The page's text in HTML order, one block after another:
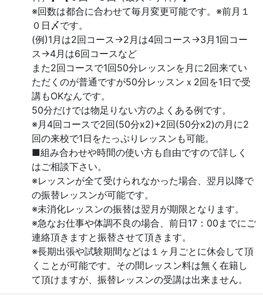
※回数は都合に合わせて毎月変更可能です。※前月１
０日〆です。
(例)1月は2回コース→2月は4回コース→3月1回コー
ス→4月は6回コースなど
また2回コースで1回50分レッスンを月に2回来てい
ただくのが普通ですが50分レッスンｘ2回を1日で受
講もOKなんです。
50分だけでは物足りない方のよくある例です。
※月4回コースで2回(50分x2)+2回(50分x2)の月に2
回の来校で1日をたっぷりレッスンも可能。
■組み合わせや時間の使い方も自由ですので詳しく
はご相談下さい。
※レッスンが全て受けられなかった場合、翌月以降で
の振替レッスンが可能です。
※未消化レッスンの振替は翌月が期限となります。
※急なお仕事や体調不良の場合、前日17：00までにご
連絡頂きますと振替させて頂きます。
※長期出張や試験期間などは１ヶ月ごとに休会して頂
くことが可能です。その間レッスン料は無く在籍し
て頂けますが、振替レッスンの受講は出来ません。